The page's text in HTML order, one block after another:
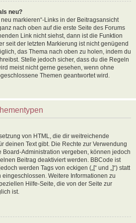
neu?
markieren“-Links in der Beitragsansicht
nach oben auf die erste Seite des Forums
Link nicht siehst, dann ist die Funktion
seit der letzten Markierung ist nicht genügend
das Thema nach oben zu holen, indem du
Stelle jedoch sicher, dass du die Regeln
meist nicht gerne gesehen, wenn ohne
Themen geantwortet wird.
von HTML, die dir weitreichende
deinen Text gibt. Die Rechte zur Verwendung
Administration vergeben, können jedoch
Beitrag deaktiviert werden. BBCode ist
werden Tags von eckigen („[“ und „]“) statt
eingeschlossen. Weitere Informationen zu
Hilfe-Seite, die von der Seite zur
ist.